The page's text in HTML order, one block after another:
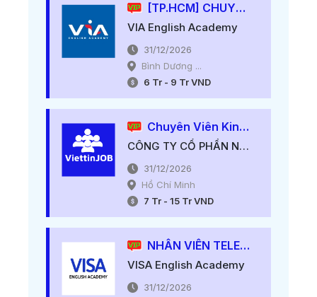
[TP.HCM] CHUYÊN VIÊN TƯ VẤN TUYỂN SINH (Thu Nhập Từ 15 - 20 Triệu)
VIA English Academy
31/12/2026
Bình Dương ...
6 Tr - 9 TrVND
Chuyên Viên Kinh Doanh, Lương Cứng Từ 7-10M++, Thu Nhập Hấp Dẫn++
CÔNG TY CỔ PHẦN NGUỒN NHÂN LỰC VIỆT TÍN
31/12/2026
Hồ Chí Minh
7 Tr - 15 TrVND
NHÂN VIÊN TELESALES - TƯ VẤN TUYỂN SINH KHÓA HỌC TIẾNG ANH
VISA English Academy
31/12/2026